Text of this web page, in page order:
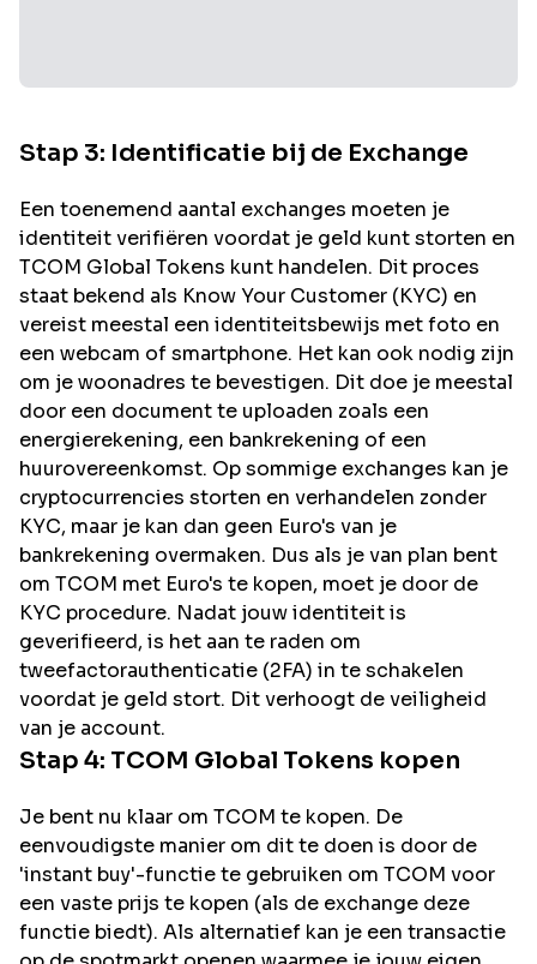
Stap 3: Identificatie bij de Exchange
Een toenemend aantal exchanges moeten je
identiteit verifiëren voordat je geld kunt storten en
TCOM Global Tokens kunt handelen. Dit proces
staat bekend als Know Your Customer (KYC) en
vereist meestal een identiteitsbewijs met foto en
een webcam of smartphone. Het kan ook nodig zijn
om je woonadres te bevestigen. Dit doe je meestal
door een document te uploaden zoals een
energierekening, een bankrekening of een
huurovereenkomst. Op sommige exchanges kan je
cryptocurrencies storten en verhandelen zonder
KYC, maar je kan dan geen Euro's van je
bankrekening overmaken. Dus als je van plan bent
om TCOM met Euro's te kopen, moet je door de
KYC procedure. Nadat jouw identiteit is
geverifieerd, is het aan te raden om
tweefactorauthenticatie (2FA) in te schakelen
voordat je geld stort. Dit verhoogt de veiligheid
van je account.
Stap 4: TCOM Global Tokens kopen
Je bent nu klaar om TCOM te kopen. De
eenvoudigste manier om dit te doen is door de
'instant buy'-functie te gebruiken om TCOM voor
een vaste prijs te kopen (als de exchange deze
functie biedt). Als alternatief kan je een transactie